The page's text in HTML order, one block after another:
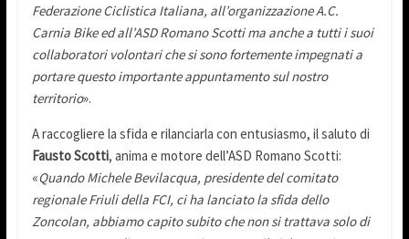
Federazione Ciclistica Italiana, all’organizzazione A.C.
Carnia Bike ed all’ASD Romano Scotti ma anche a tutti i suoi
collaboratori volontari che si sono fortemente impegnati a
portare questo importante appuntamento sul nostro
territorio».
A raccogliere la sfida e rilanciarla con entusiasmo, il saluto di
Fausto Scotti, anima e motore dell’ASD Romano Scotti:
«Quando Michele Bevilacqua, presidente del comitato
regionale Friuli della FCI, ci ha lanciato la sfida dello
Zoncolan, abbiamo capito subito che non si trattava solo di